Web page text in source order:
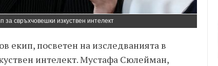
за свръхчовешки изкуствен интелект
екип, посветен на изследванията в
интелект. Мустафа Сюлейман,